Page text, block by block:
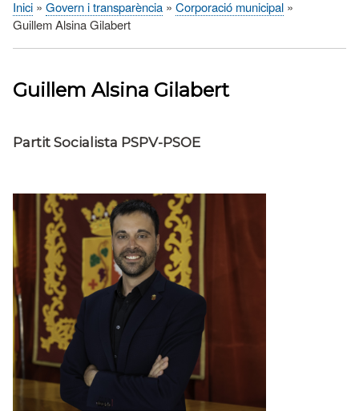
Fil
Inici Govern i transparència
Corporació municipal
Guillem Alsina Gilabert
Guillem Alsina Gilabert
Partit Socialista PSPV-PSOE